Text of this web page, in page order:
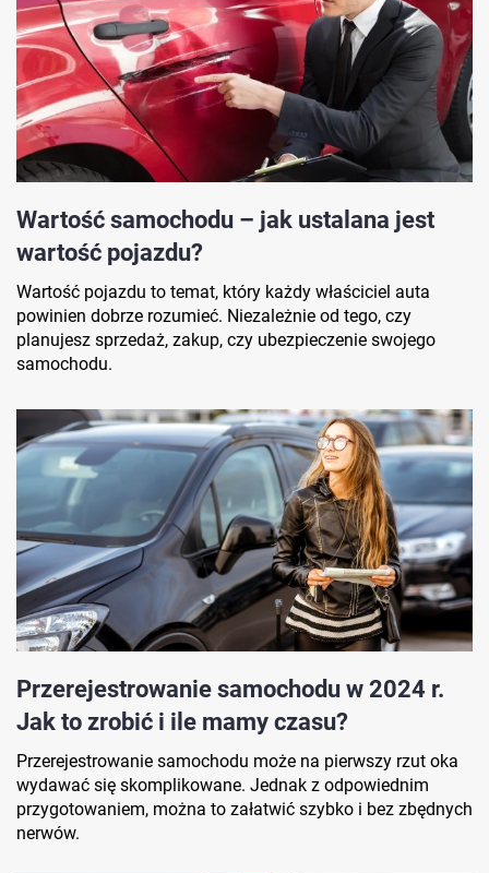
Wartość samochodu – jak ustalana jest
wartość pojazdu?
Wartość pojazdu to temat, który każdy właściciel auta
powinien dobrze rozumieć. Niezależnie od tego, czy
planujesz sprzedaż, zakup, czy ubezpieczenie swojego
samochodu.
Przerejestrowanie samochodu w 2024 r.
Jak to zrobić i ile mamy czasu?
Przerejestrowanie samochodu może na pierwszy rzut oka
wydawać się skomplikowane. Jednak z odpowiednim
przygotowaniem, można to załatwić szybko i bez zbędnych
nerwów.